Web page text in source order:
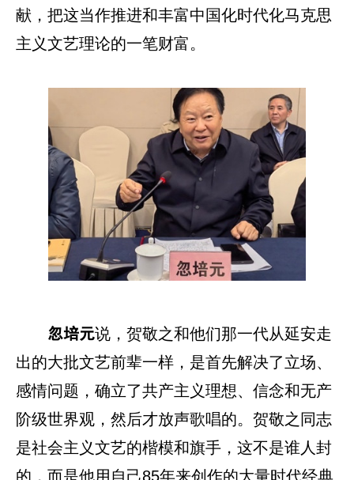
献，把这当作推进和丰富中国化时代化马克思
主义文艺理论的一笔财富。
忽培元说，贺敬之和他们那一代从延安走
出的大批文艺前辈一样，是首先解决了立场、
感情问题，确立了共产主义理想、信念和无产
阶级世界观，然后才放声歌唱的。贺敬之同志
是社会主义文艺的楷模和旗手，这不是谁人封
的，而是他用自己85年来创作的大量时代经典